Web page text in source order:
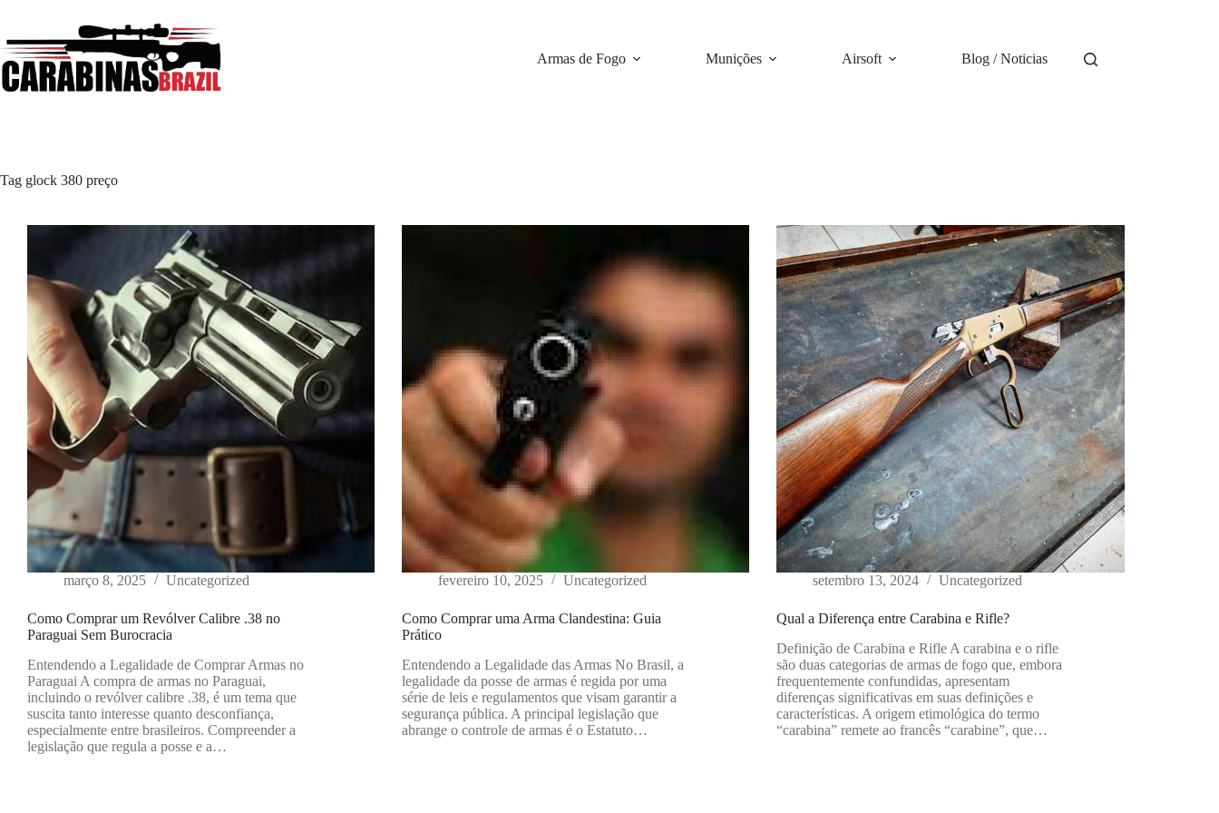
conteúdo
Armas de Fogo Munições Airsoft Blog / Noticias
Tag glock 380 preço
março 8, 2025 Uncategorized
Como Comprar um Revólver Calibre .38 no
Paraguai Sem Burocracia
Entendendo a Legalidade de Comprar Armas no
Paraguai A compra de armas no Paraguai,
incluindo o revólver calibre .38, é um tema que
suscita tanto interesse quanto desconfiança,
especialmente entre brasileiros. Compreender a
legislação que regula a posse e a…
fevereiro 10, 2025 Uncategorized
Como Comprar uma Arma Clandestina: Guia
Prático
Entendendo a Legalidade das Armas No Brasil, a
legalidade da posse de armas é regida por uma
série de leis e regulamentos que visam garantir a
segurança pública. A principal legislação que
abrange o controle de armas é o Estatuto…
setembro 13, 2024 Uncategorized
Qual a Diferença entre Carabina e Rifle?
Definição de Carabina e Rifle A carabina e o rifle
são duas categorias de armas de fogo que, embora
frequentemente confundidas, apresentam
diferenças significativas em suas definições e
características. A origem etimológica do termo
“carabina” remete ao francês “carabine”, que…